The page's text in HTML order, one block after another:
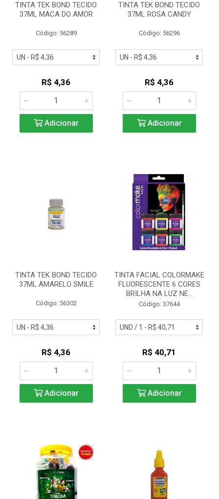
TINTA TEK BOND TECIDO
37ML MACA DO AMOR
Código: 56289
R$ 4,36
Adicionar
TINTA TEK BOND TECIDO
37ML ROSA CANDY
Código: 56296
R$ 4,36
Adicionar
TINTA TEK BOND TECIDO
37ML AMARELO SMILE
Código: 56302
R$ 4,36
Adicionar
TINTA FACIAL COLORMAKE
FLUORESCENTE 6 CORES
BRILHA NA LUZ NE...
Código: 37644
R$ 40,71
Adicionar